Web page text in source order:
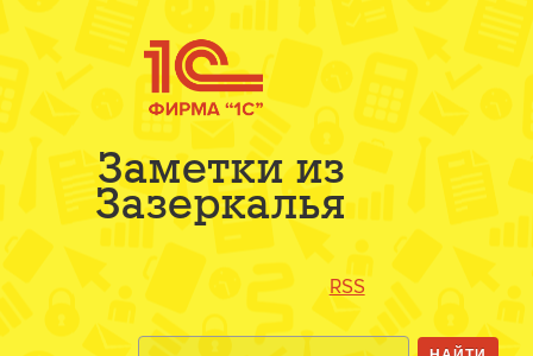
Заметки из
Зазеркалья
RSS